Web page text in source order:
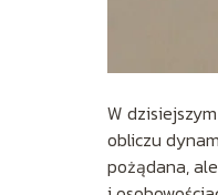
W
obliczu
pożądana,